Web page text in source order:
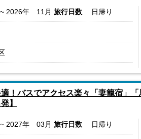
2026年 11月 旅行日数 日帰り
適！バスでアクセス楽々「妻籠宿」
】
2027年 03月 旅行日数 日帰り